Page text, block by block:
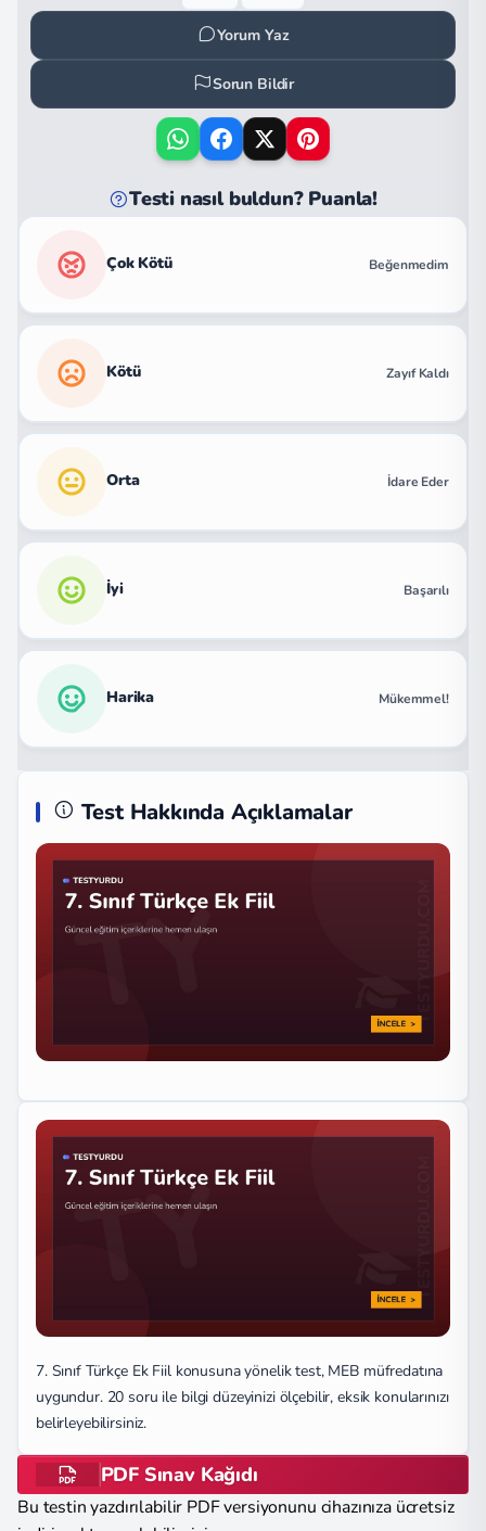
Yorum Yaz
Sorun Bildir
Testi nasıl buldun? Puanla!
Çok Kötü Beğenmedim
Kötü Zayıf Kaldı
Orta İdare Eder
İyi Başarılı
Harika Mükemmel!
Test Hakkında Açıklamalar
7. Sınıf Türkçe Ek Fiil konusuna yönelik test, MEB müfredatına
uygundur. 20 soru ile bilgi düzeyinizi ölçebilir, eksik konularınızı
belirleyebilirsiniz.
PDF Sınav Kağıdı
Bu testin yazdırılabilir PDF versiyonunu cihazınıza ücretsiz